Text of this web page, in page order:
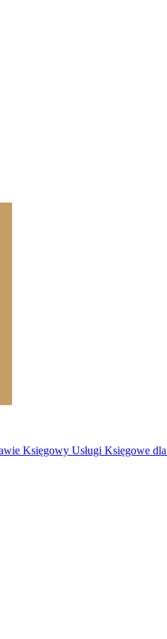
Księgowy Usługi Księgowe